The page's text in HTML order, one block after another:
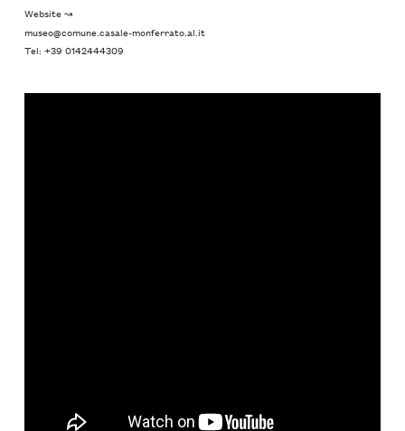
Website ↝
museo@comune.casale-monferrato.al.it
Tel: +39 0142444309